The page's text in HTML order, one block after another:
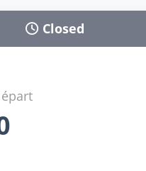
Closed